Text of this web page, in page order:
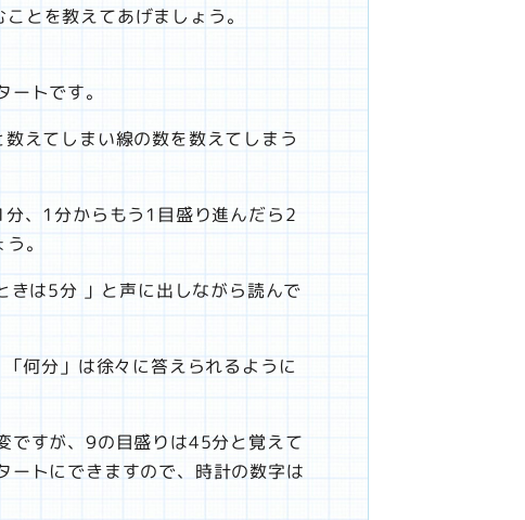
とを教えてあげましょう。
トです。
えてしまい線の数を数えてしまう
、1分からもう1目盛り進んだら2
。
きは5分 」と声に出しながら読んで
何分」は徐々に答えられるように
ですが、9の目盛りは45分と覚えて
ートにできますので、時計の数字は